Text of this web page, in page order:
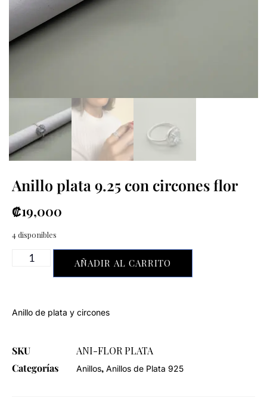
Anillo plata 9.25 con circones flor
₡19,000
4 disponibles
AÑADIR AL CARRITO
Anillo de plata y circones
SKU
ANI-FLOR PLATA
Categorías
Anillos, Anillos de Plata 925